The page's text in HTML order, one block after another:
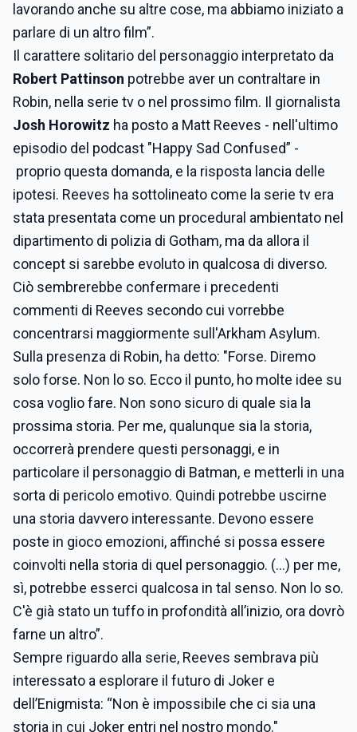
lavorando anche su altre cose, ma abbiamo iniziato a
parlare di un altro film”.
Il carattere solitario del personaggio interpretato da
Robert Pattinson potrebbe aver un contraltare in
Robin, nella serie tv o nel prossimo film. Il giornalista
Josh Horowitz ha posto a Matt Reeves - nell'ultimo
episodio del podcast "Happy Sad Confused” -
proprio questa domanda, e la risposta lancia delle
ipotesi. Reeves ha sottolineato come la serie tv era
stata presentata come un procedural ambientato nel
dipartimento di polizia di Gotham, ma da allora il
concept si sarebbe evoluto in qualcosa di diverso.
Ciò sembrerebbe confermare i precedenti
commenti di Reeves secondo cui vorrebbe
concentrarsi maggiormente sull'Arkham Asylum.
Sulla presenza di Robin, ha detto: "Forse. Diremo
solo forse. Non lo so. Ecco il punto, ho molte idee su
cosa voglio fare. Non sono sicuro di quale sia la
prossima storia. Per me, qualunque sia la storia,
occorrerà prendere questi personaggi, e in
particolare il personaggio di Batman, e metterli in una
sorta di pericolo emotivo. Quindi potrebbe uscirne
una storia davvero interessante. Devono essere
poste in gioco emozioni, affinché si possa essere
coinvolti nella storia di quel personaggio. (…) per me,
sì, potrebbe esserci qualcosa in tal senso. Non lo so.
C'è già stato un tuffo in profondità all’inizio, ora dovrò
farne un altro”.
Sempre riguardo alla serie, Reeves sembrava più
interessato a esplorare il futuro di Joker e
dell’Enigmista: “Non è impossibile che ci sia una
storia in cui Joker entri nel nostro mondo."